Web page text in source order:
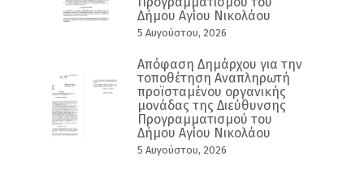
Δήμου Αγίου Νικολάου
5 Αυγούστου, 2026
Απόφαση Δημάρχου για την
τοποθέτηση Αναπληρωτή
προϊσταμένου οργανικής
μονάδας της Διεύθυνσης
Προγραμματισμού του
Δήμου Αγίου Νικολάου
5 Αυγούστου, 2026